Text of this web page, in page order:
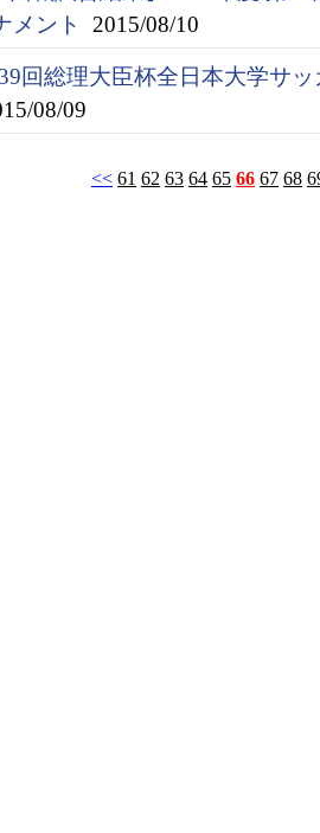
メント
2015/08/10
回総理大臣杯全日本大学サ
08/09
<< 61 62 63 64 65 66 67 68